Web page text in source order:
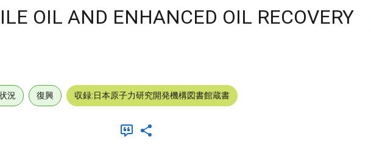
OIL AND ENHANCED OIL RECOVERY
況 復興 収録:日本原子力研究開発機構図書館蔵書